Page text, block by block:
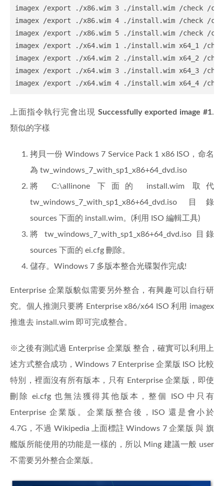
imagex /export ./x86.wim 3 ./install.wim /check /
imagex /export ./x86.wim 4 ./install.wim /check /
imagex /export ./x86.wim 5 ./install.wim /check /
imagex /export ./x64.wim 1 ./install.wim x64_1 /check
imagex /export ./x64.wim 2 ./install.wim x64_2 /check
imagex /export ./x64.wim 3 ./install.wim x64_3 /check
上面指令執行完會出現 Successfully exported image #1.
類似的字樣
拷貝一份 Windows 7 Service Pack 1 x86 ISO，命名
為 tw_windows_7_with_sp1_x86+64_dvd.iso
將 C:\allinone 下面的 install.wim 取代
tw_windows_7_with_sp1_x86+64_dvd.iso 目錄
sources 下面的 install.wim。(利用 ISO 編輯工具)
將 tw_windows_7_with_sp1_x86+64_dvd.iso 目錄
sources 下面的 ei.cfg 刪除。
儲存。Windows 7 多版本整合光碟製作完成!
Enterprise 企業版貌似需要另外整合，有興趣可以自行研
究。個人推測只要將 Enterprise x86/x64 ISO 利用 imagex
推進去 install.wim 即可完成整合。
※之後有測試過 Enterprise 企業版 整合，確實可以利用上
述方式整合成功，Windows 7 Enterprise 企業版 ISO 比較
特別，裡面沒有所有版本，只有 Enterprise 企業版，即使
刪除 ei.cfg 也無法獲得其他版本，整個 ISO 中只有
Enterprise 企業版。企業版整合後，ISO 還是會小於
4.7G，不過 Wikipedia 上面標註 Windows 7 企業版 與 旗
艦版所能使用的功能是一樣的，所以 Ming 建議一般 user
不需要另外整合企業版。